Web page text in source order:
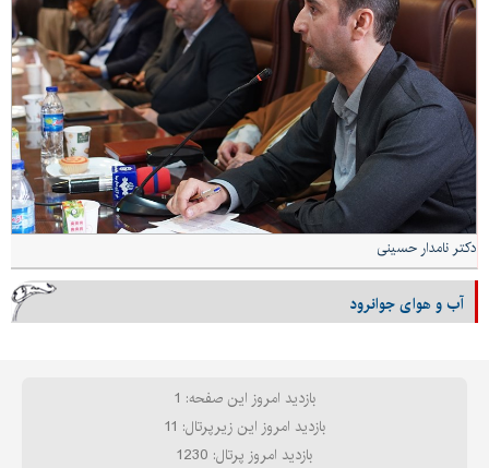
دکتر نامدار حسینی
آب و هوای جوانرود
بازدید امروز این صفحه: 1
بازدید امروز این زیرپرتال: 11
بازدید امروز پرتال: 1230